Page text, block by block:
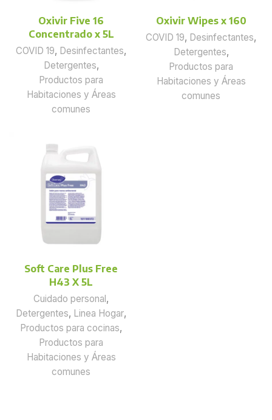
Oxivir Five 16
Concentrado x 5L
COVID 19, Desinfectantes,
Detergentes,
Productos para
Habitaciones y Áreas
comunes
Oxivir Wipes x 160
COVID 19, Desinfectantes,
Detergentes,
Productos para
Habitaciones y Áreas
comunes
Soft Care Plus Free
H43 X 5L
Cuidado personal,
Detergentes, Linea Hogar,
Productos para cocinas,
Productos para
Habitaciones y Áreas
comunes